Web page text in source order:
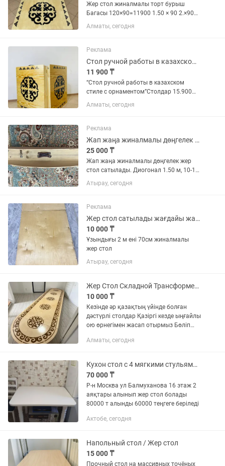
Жер стол жиналмалы торт бурыш
Багасы 120×90=11900 1.50 × 90 2.×90
2.5× 90 3×90 Оте ынгайлы конак
куткенге жиналмалы женил бир адам
Алматы, сегодня
Реклама
Стол ручной работы в казахском стиле с орнаментом
11 900 ₸
“Стол ручной работы в казахском
стиле с орнаментом”Столдар 15.900
басталады Жер стол трансформер
жиналмалы оте ынгайлы чемодан
аяктары ножкасы аккайыннан...
Алматы, сегодня
Реклама
Жап жаңа жиналмалы дөңгелек жер стол сатылады. Диог1.50 м, 10-12 адамдық
25 000 ₸
Жап жаңа жиналмалы дөңгелек жер
стол сатылады. Диогонал 1.50 м, 10-12
адам сияды.
Атырау, сегодня
Реклама
Жер стол сатылады жағдайы жақсы.
10 000 ₸
Ұзындығы 2 м ені 70см жиналмалы
жер стол
Атырау, сегодня
Жер Стол Складной Трансформер 2в1
10 000 ₸
Кезінде әр қазақтың үйінде болған
дәстүрлі столдар Қазіргі кезде ыңғайлы
ою өрнегімен жасап отырмыз Бөліп
қаласы,Степная 2б
Алматы, сегодня
Кухон стол с 4 мягкими стульями в идеальном состояний цвет белый
70 000 ₸
Р-н Москва ул Балмуханова 16 этаж 2
аяқтары алынып жер стол болады
80000 т алынды 60000 теңгеге беріледі
Актобе, сегодня
Напольный стол / Жер стол
15 000 ₸
Прочный стол на массивных точёных